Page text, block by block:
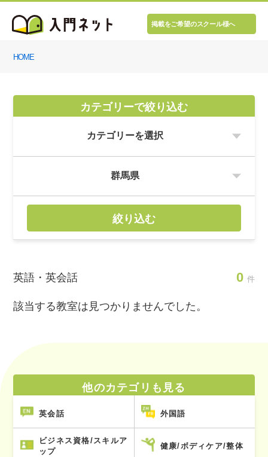
掲載をご希望のスクール様へ
HOME
カテゴリーで絞り込む
絞り込む
英語・英会話 0 件
該当する教室は見つかりませんでした。
他のカテゴリも見る
英会話 外国語
ビジネス資格/スキルア
ップ
健康/ボディケア/整体